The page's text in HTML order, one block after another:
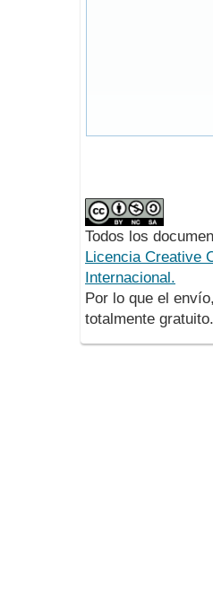
Todos los
Licencia Creative
Internacional.
Por lo que el
totalmente gratuito.